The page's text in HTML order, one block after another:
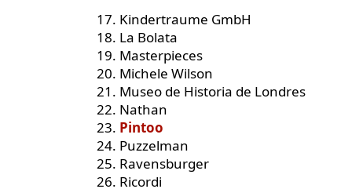
17. Kindertraume GmbH
18. La Bolata
19. Masterpieces
20. Michele Wilson
21. Museo de Historia de Londres
22. Nathan
23. Pintoo
24. Puzzelman
25. Ravensburger
26. Ricordi